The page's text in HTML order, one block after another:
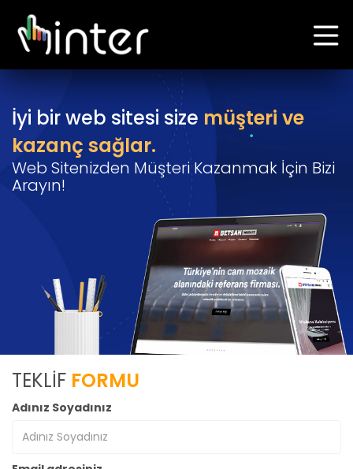
İyi bir web sitesi size müşteri ve
kazanç sağlar.
Web Sitenizden Müşteri Kazanmak İçin Bizi
Arayın!
TEKLİF FORMU
Adınız Soyadınız